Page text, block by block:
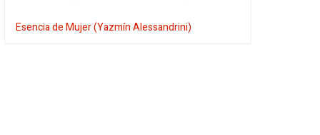
Esencia de Mujer (Yazmín Alessandrini)